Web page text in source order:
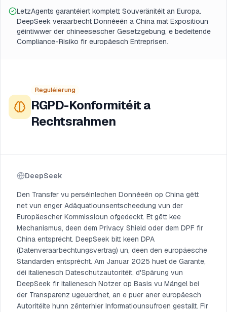
LetzAgents garantéiert komplett Souveränitéit an Europa.
DeepSeek veraarbecht Donnéeën a China mat Expositioun
géintiwwer der chineesescher Gesetzgebung, e bedeitende
Compliance-Risiko fir europäesch Entreprisen.
Reguléierung
RGPD-Konformitéit a
Rechtsrahmen
DeepSeek
Den Transfer vu perséinlechen Donnéeën op China gëtt
net vun enger Adäquatiounsentscheedung vun der
Europäescher Kommissioun ofgedeckt. Et gëtt kee
Mechanismus, deen dem Privacy Shield oder dem DPF fir
China entsprécht. DeepSeek bitt keen DPA
(Datenveraarbechtungsvertrag) un, deen den europäesche
Standarden entsprécht. Am Januar 2025 huet de Garante,
déi italienesch Dateschutzautoritéit, d'Spärung vun
DeepSeek fir italienesch Notzer op Basis vu Mängel bei
der Transparenz ugeuerdnet, an e puer aner europäesch
Autoritéite hunn zënterhier Informatiounsufroen gestallt. Fir